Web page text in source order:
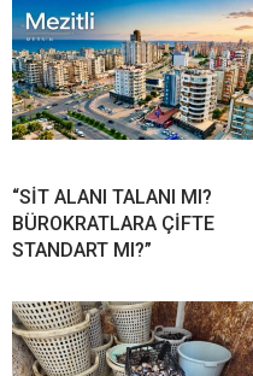
“SİT ALANI TALANI MI?
BÜROKRATLARA ÇİFTE
STANDART MI?”